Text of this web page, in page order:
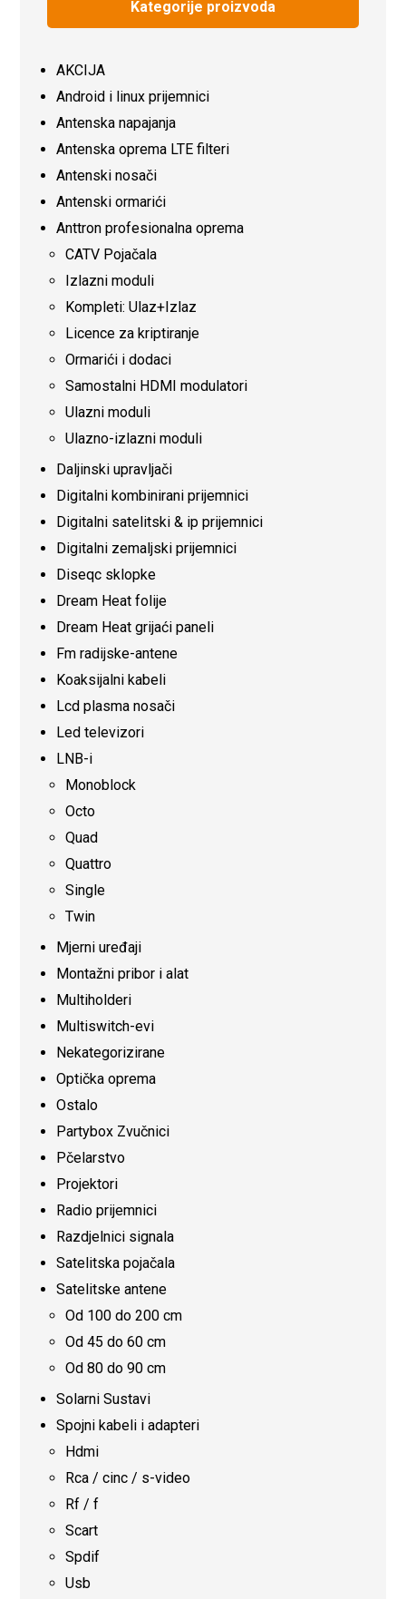
Kategorije proizvoda
AKCIJA
Android i linux prijemnici
Antenska napajanja
Antenska oprema LTE filteri
Antenski nosači
Antenski ormarići
Anttron profesionalna oprema
CATV Pojačala
Izlazni moduli
Kompleti: Ulaz+Izlaz
Licence za kriptiranje
Ormarići i dodaci
Samostalni HDMI modulatori
Ulazni moduli
Ulazno-izlazni moduli
Daljinski upravljači
Digitalni kombinirani prijemnici
Digitalni satelitski & ip prijemnici
Digitalni zemaljski prijemnici
Diseqc sklopke
Dream Heat folije
Dream Heat grijaći paneli
Fm radijske-antene
Koaksijalni kabeli
Lcd plasma nosači
Led televizori
LNB-i
Monoblock
Octo
Quad
Quattro
Single
Twin
Mjerni uređaji
Montažni pribor i alat
Multiholderi
Multiswitch-evi
Nekategorizirane
Optička oprema
Ostalo
Partybox Zvučnici
Pčelarstvo
Projektori
Radio prijemnici
Razdjelnici signala
Satelitska pojačala
Satelitske antene
Od 100 do 200 cm
Od 45 do 60 cm
Od 80 do 90 cm
Solarni Sustavi
Spojni kabeli i adapteri
Hdmi
Rca / cinc / s-video
Rf / f
Scart
Spdif
Usb